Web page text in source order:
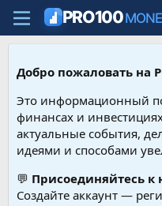
PRO100
Добро пожаловать на
Это информационный
финансах и
актуальные события,
идеями и способами
💬 Присоединяйтесь
Создайте аккаунт —